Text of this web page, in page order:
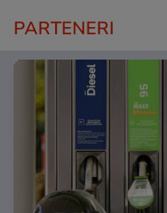
PARTENERI